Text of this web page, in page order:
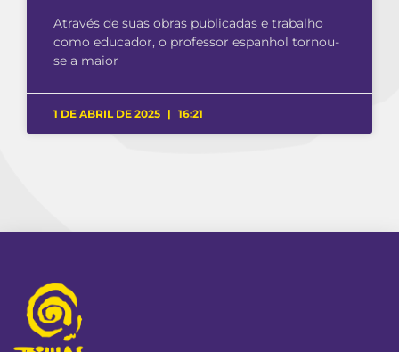
Através de suas obras publicadas e trabalho
como educador, o professor espanhol tornou-
se a maior
1 DE ABRIL DE 2025 16:21